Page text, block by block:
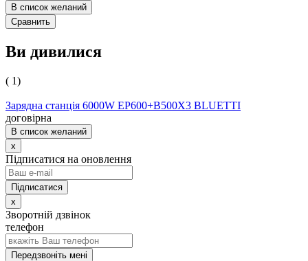
В список желаний
Сравнить
Ви дивилися
( 1)
Зарядна станція 6000W EP600+B500X3 BLUETTI
договірна
В список желаний
x
Підписатися на оновлення
x
Зворотній дзвінок
телефон
Передзвоніть мені